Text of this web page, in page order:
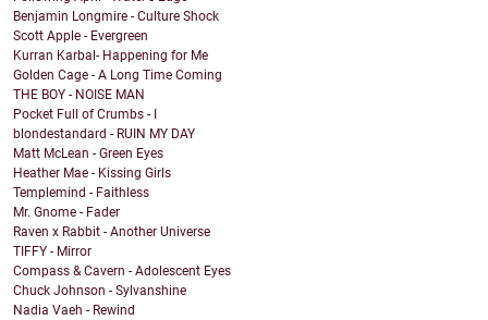
Benjamin Longmire - Culture Shock
Scott Apple - Evergreen
Kurran Karbal- Happening for Me
Golden Cage - A Long Time Coming
THE BOY - NOISE MAN
Pocket Full of Crumbs - I
blondestandard - RUIN MY DAY
Matt McLean - Green Eyes
Heather Mae - Kissing Girls
Templemind - Faithless
Mr. Gnome - Fader
Raven x Rabbit - Another Universe
TIFFY - Mirror
Compass & Cavern - Adolescent Eyes
Chuck Johnson - Sylvanshine
Nadia Vaeh - Rewind